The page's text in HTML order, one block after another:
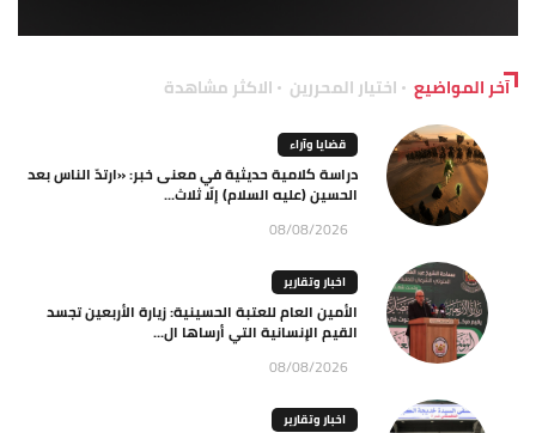
آخر المواضيع اختيار المحررين الاكثر مشاهدة
قضايا وآراء
دراسة كلامية حديثية في معنى خبر: «ارتدّ الناس بعد
الحسين (عليه السلام) إلّا ثلاث...
08/08/2026
اخبار وتقارير
الأمين العام للعتبة الحسينية: زيارة الأربعين تجسد
القيم الإنسانية التي أرساها ال...
08/08/2026
اخبار وتقارير